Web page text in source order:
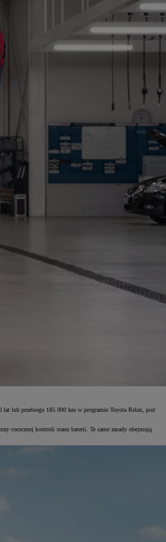
lat lub przebiegu 185 000 km w programie Toyota Relax, pod
corocznej kontroli stanu baterii. Te same zasady obejmują